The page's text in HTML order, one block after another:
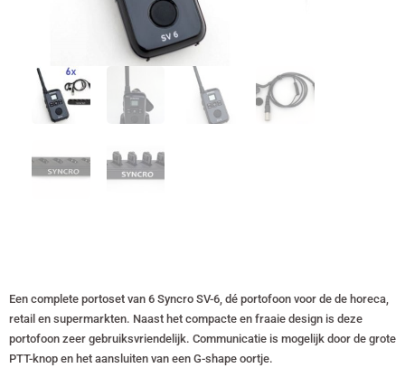
Een complete portoset van 6 Syncro SV-6, dé portofoon voor de de horeca,
retail en supermarkten. Naast het compacte en fraaie design is deze
portofoon zeer gebruiksvriendelijk. Communicatie is mogelijk door de grote
PTT-knop en het aansluiten van een G-shape oortje.